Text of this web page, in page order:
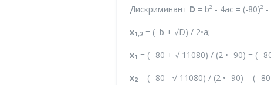
Дискриминант D = b² - 4ac = (-80)²
x1,2= (–b ± √D) / 2•a;
x1 = (--80 + √ 11080) / (2 • -90) = (--
x2= (--80 - √ 11080) / (2 • -90) = (--